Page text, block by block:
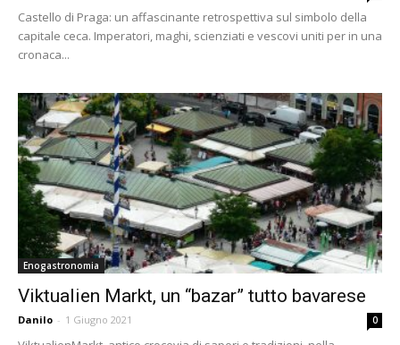
Castello di Praga: un affascinante retrospettiva sul simbolo della
capitale ceca. Imperatori, maghi, scienziati e vescovi uniti per in una
cronaca...
Enogastronomia
Viktualien Markt, un “bazar” tutto bavarese
Danilo - 1 Giugno 2021 0